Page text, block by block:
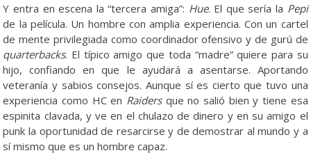
Y entra en escena la “tercera amiga”: Hue. El que sería la Pepi
de la película. Un hombre con amplia experiencia. Con un cartel
de mente privilegiada como coordinador ofensivo y de gurú de
quarterbacks. El típico amigo que toda “madre” quiere para su
hijo, confiando en que le ayudará a asentarse. Aportando
veteranía y sabios consejos. Aunque sí es cierto que tuvo una
experiencia como HC en Raidersque no salió bien y tiene esa
espinita clavada, y ve en el chulazo de dinero y en su amigo el
punk la oportunidad de resarcirse y de demostrar al mundo y a
sí mismo que es un hombre capaz.